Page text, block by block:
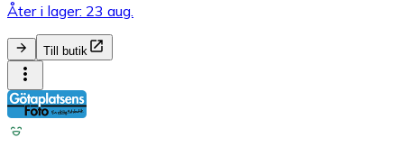
Åter i lager: 23 aug.
Till butik